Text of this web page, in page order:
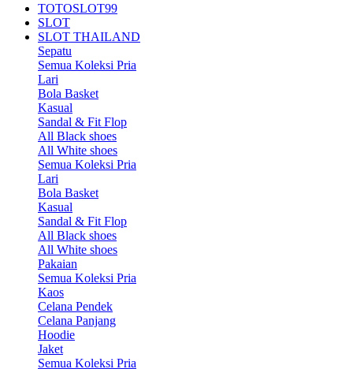
TOTOSLOT99
SLOT
SLOT THAILAND
Sepatu
Semua Koleksi Pria
Lari
Bola Basket
Kasual
Sandal & Fit Flop
All Black shoes
All White shoes
Semua Koleksi Pria
Lari
Bola Basket
Kasual
Sandal & Fit Flop
All Black shoes
All White shoes
Pakaian
Semua Koleksi Pria
Kaos
Celana Pendek
Celana Panjang
Hoodie
Jaket
Semua Koleksi Pria